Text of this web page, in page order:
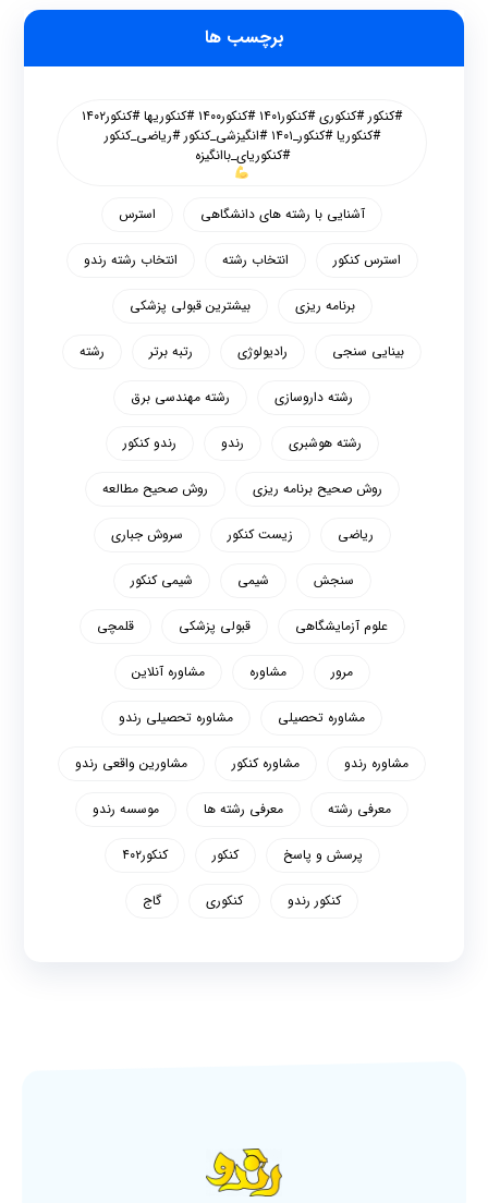
برچسب ها
#کنکور #کنکوری #کنکور۱۴۰۱ #کنکور۱۴۰۰ #کنکوریها #کنکور۱۴۰۲
#کنکوریا #کنکور_۱۴۰۱ #انگیزشی_کنکور #ریاضی_کنکور
#کنکوریای_باانگیزه
آشنایی با رشته های دانشگاهی استرس
استرس کنکور انتخاب رشته انتخاب رشته رندو
برنامه ریزی بیشترین قبولی پزشکی
بینایی سنجی رادیولوژی رتبه برتر رشته
رشته داروسازی رشته مهندسی برق
رشته هوشبری رندو رندو کنکور
روش صحیح برنامه ریزی روش صحیح مطالعه
ریاضی زیست کنکور سروش جباری
سنجش شیمی شیمی کنکور
علوم آزمایشگاهی قبولی پزشکی قلمچی
مرور مشاوره مشاوره آنلاین
مشاوره تحصیلی مشاوره تحصیلی رندو
مشاوره رندو مشاوره کنکور مشاورین واقعی رندو
معرفی رشته معرفی رشته ها موسسه رندو
پرسش و پاسخ کنکور کنکور۴۰۲
کنکور رندو کنکوری گاج